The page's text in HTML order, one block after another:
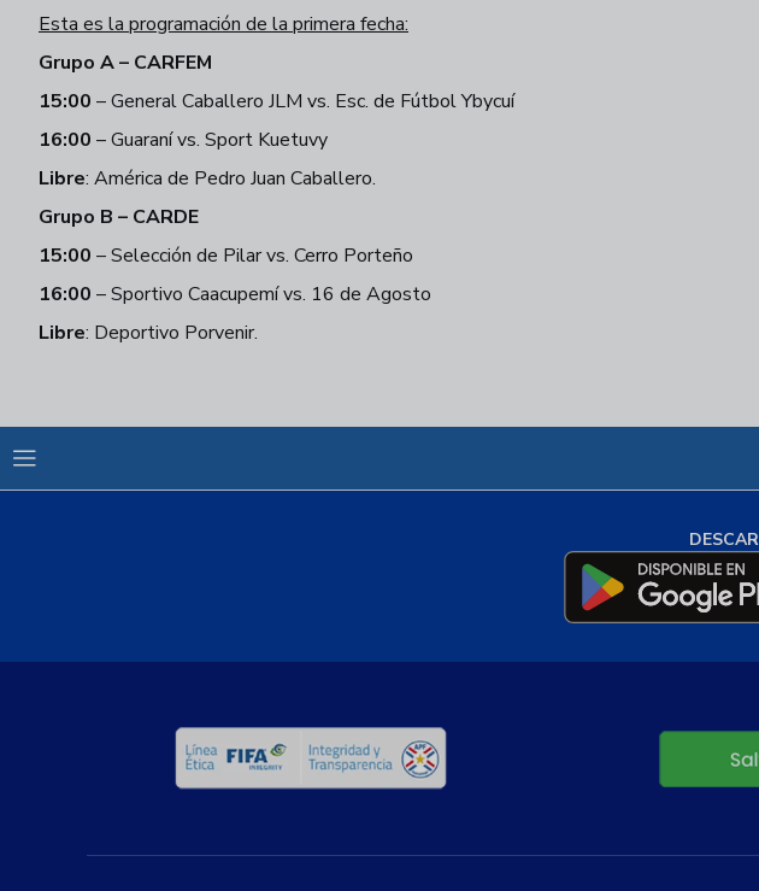
Esta es la programación de la primera fecha:
Grupo A – CARFEM
15:00 – General Caballero JLM vs. Esc. de Fútbol Ybycuí
16:00 – Guaraní vs. Sport Kuetuvy
Libre: América de Pedro Juan Caballero.
Grupo B – CARDE
15:00 – Selección de Pilar vs. Cerro Porteño
16:00 – Sportivo Caacupemí vs. 16 de Agosto
Libre: Deportivo Porvenir.